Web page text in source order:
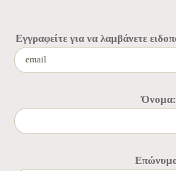
Εγγραφείτε για να λαμβάνετε
Όνομα: